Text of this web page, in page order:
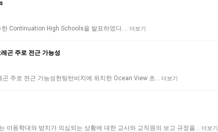
Continuation High Schools을 발표하였다.… 더보기
곤 주로 전근 가능성
주로 전근 가능성헌팅턴비치에 위치한 Ocean View 초… 더보기
아동학대와 방치가 의심되는 상황에 대한 교사와 교직원의 보고 규정을… 더보기